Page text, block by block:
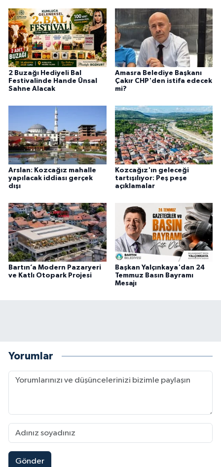
2 Buzağı Hediyeli Bal
Festivalinde Hande Ünsal
Sahne Alacak
Amasra Belediye Başkanı
Çakır CHP'den istifa edecek
mi?
Arslan: Kozcağız mahalle
yapılacak iddiası gerçek
dışı
Kozcağız'ın geleceği
tartışılıyor: Peş peşe
açıklamalar
Bartın’a Modern Pazaryeri
ve Katlı Otopark Projesi
Başkan Yalçınkaya'dan 24
Temmuz Basın Bayramı
Mesajı
Yorumlar
Gönder